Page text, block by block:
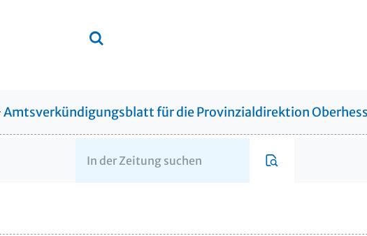
Amtsverkündigungsblatt für die Provinzialdirektion